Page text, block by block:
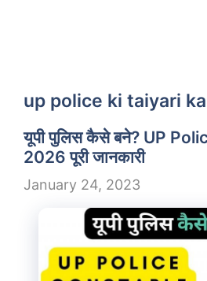
up police ki taiyari
यूपी पुलिस कैसे बने? UP
2026 पूरी जानकारी
January 24, 2023